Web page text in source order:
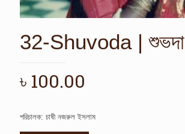
32-Shuvoda | শুভদা
৳ 100.00
পরিচালক: চাষী নজরুল ইসলাম